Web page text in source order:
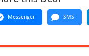
Messenger SMS